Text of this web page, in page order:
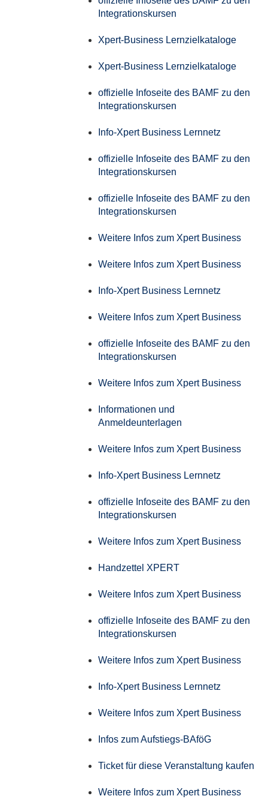
Integrationskursen
Xpert-Business Lernzielkataloge
Xpert-Business Lernzielkataloge
offizielle Infoseite des BAMF zu den
Integrationskursen
Info-Xpert Business Lernnetz
offizielle Infoseite des BAMF zu den
Integrationskursen
offizielle Infoseite des BAMF zu den
Integrationskursen
Weitere Infos zum Xpert Business
Weitere Infos zum Xpert Business
Info-Xpert Business Lernnetz
Weitere Infos zum Xpert Business
offizielle Infoseite des BAMF zu den
Integrationskursen
Weitere Infos zum Xpert Business
Informationen und
Anmeldeunterlagen
Weitere Infos zum Xpert Business
Info-Xpert Business Lernnetz
offizielle Infoseite des BAMF zu den
Integrationskursen
Weitere Infos zum Xpert Business
Handzettel XPERT
Weitere Infos zum Xpert Business
offizielle Infoseite des BAMF zu den
Integrationskursen
Weitere Infos zum Xpert Business
Info-Xpert Business Lernnetz
Weitere Infos zum Xpert Business
Infos zum Aufstiegs-BAföG
Ticket für diese Veranstaltung kaufen
Weitere Infos zum Xpert Business